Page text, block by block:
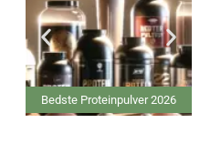
Bedste Proteinpulver 2026